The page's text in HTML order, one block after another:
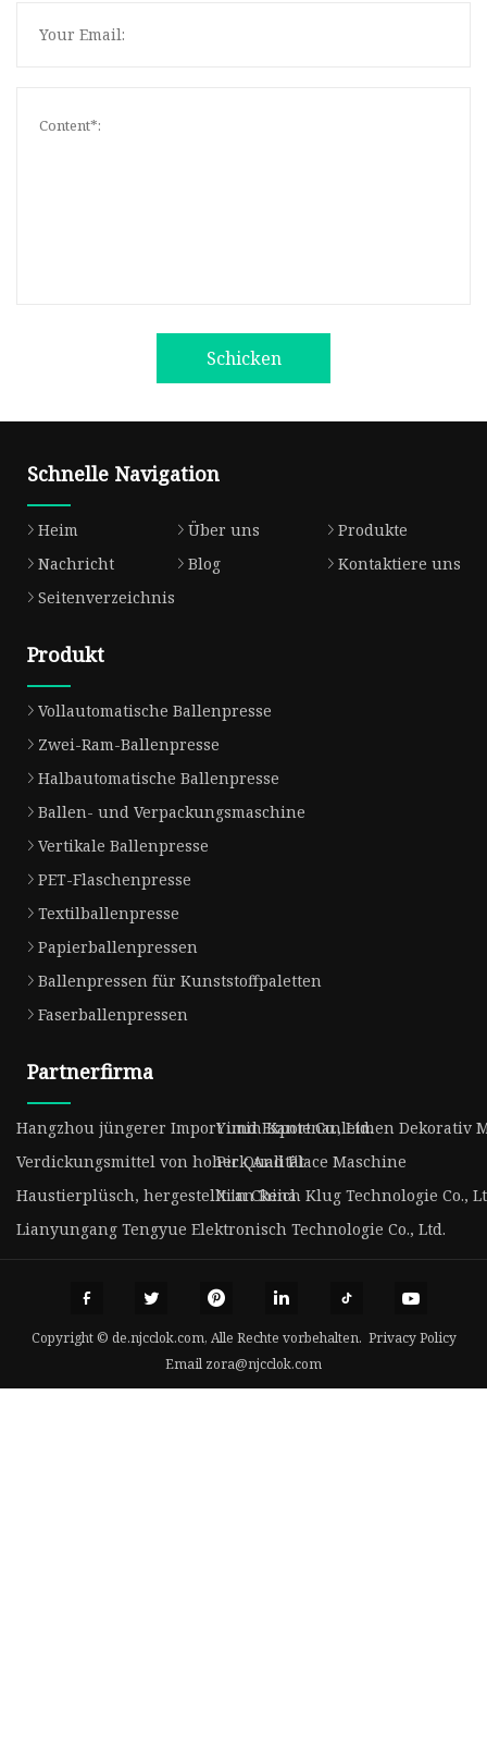
Schicken
Schnelle Navigation
Heim Über uns
Produkte
Nachricht
Blog
Kontaktiere uns
Seitenverzeichnis
Produkt
Vollautomatische Ballenpresse
Zwei-Ram-Ballenpresse
Halbautomatische Ballenpresse
Ballen- und Verpackungsmaschine
Vertikale Ballenpresse
PET-Flaschenpresse
Textilballenpresse
Papierballenpressen
Ballenpressen für Kunststoffpaletten
Faserballenpressen
Partnerfirma
Hangzhou jüngerer Import und Export Co., Ltd.
Yimin Kantenanleimen Dekorativ
Verdickungsmittel von hoher QualitätPick And Place Maschine
Haustierplüsch, hergestellt in ChinaXi'an Reich Klug Technologie Co.,
Lianyungang Tengyue Elektronisch Technologie Co., Ltd.
Copyright © de.njcclok.com, Alle Rechte vorbehalten. Privacy Policy
Email zora@njcclok.com